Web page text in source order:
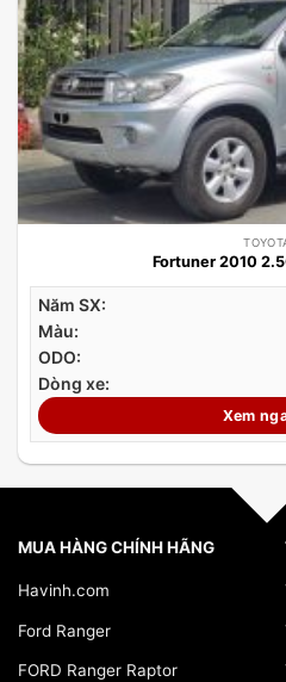
Fortuner 2010
Năm SX:
Màu:
ODO:
Dòng xe:
Xem
MUA HÀNG CHÍNH HÃNG
Havinh.com
Ford Ranger
FORD Ranger Raptor